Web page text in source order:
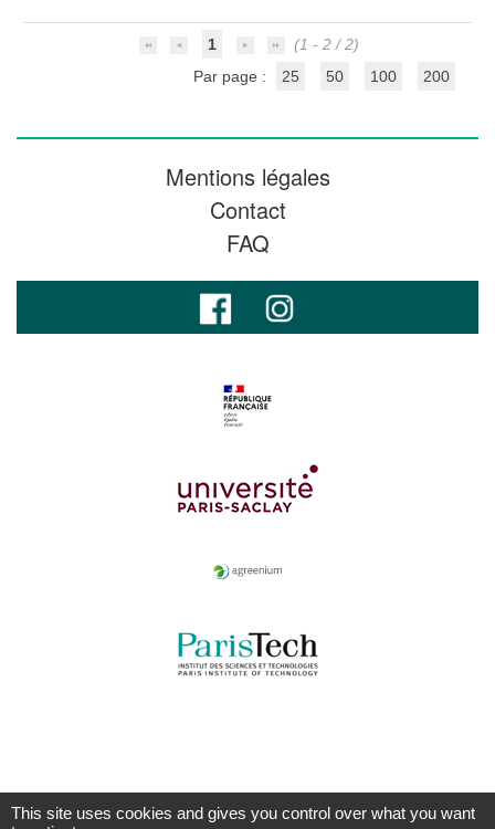
1
(1 - 2 / 2)
Par page :
25 50 100 200
Mentions légales
Contact
FAQ
This site uses cookies and gives you control over what you want